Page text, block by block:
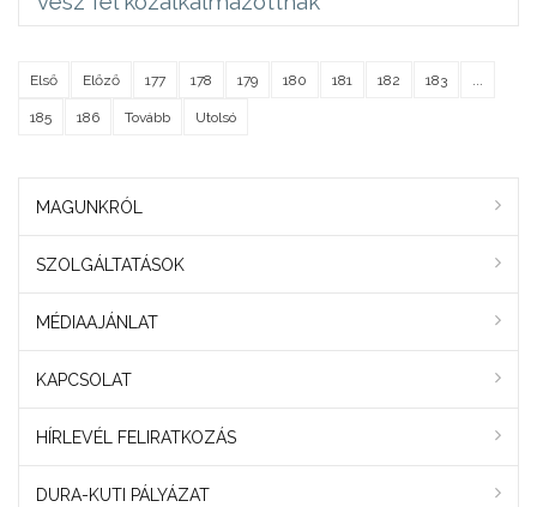
Első Előző 177 178 179 180 181 182 183
185 186 Tovább Utolsó
MAGUNKRÓL
SZOLGÁLTATÁSOK
MÉDIAAJÁNLAT
KAPCSOLAT
HÍRLEVÉL FELIRATKOZÁS
DURA-KUTI PÁLYÁZAT